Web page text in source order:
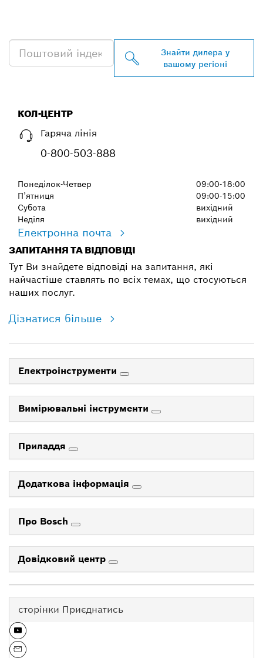
Знайти дилера у
вашому регіоні
КОЛ-ЦЕНТР
Гаряча лінія
0-800-503-888
Понеділок-Четвер
П’ятниця
Субота
Неділя
09:00-18:00
09:00-15:00
вихідний
вихідний
Електронна почта
ЗАПИТАННЯ ТА ВІДПОВІДІ
Тут Ви знайдете відповіді на запитання, які
найчастіше ставлять по всіх темах, що стосуються
наших послуг.
Дізнатися більше
Електроінструменти
Вимірювальні інструменти
Приладдя
Додаткова інформація
Про Bosch
Довідковий центр
сторінки Приєднатись